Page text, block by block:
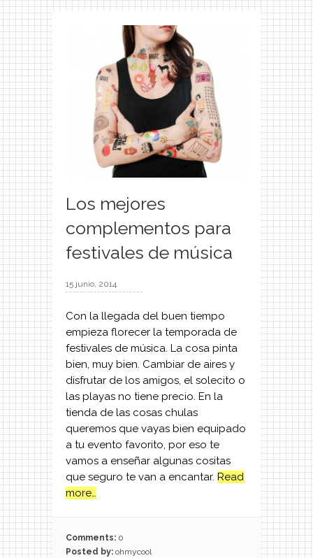
Los mejores
complementos para
festivales de música
15 junio, 2014
Con la llegada del buen tiempo
empieza florecer la temporada de
festivales de música. La cosa pinta
bien, muy bien. Cambiar de aires y
disfrutar de los amigos, el solecito o
las playas no tiene precio. En la
tienda de las cosas chulas
queremos que vayas bien equipado
a tu evento favorito, por eso te
vamos a enseñar algunas cositas
que seguro te van a encantar. Read
more…
Comments: 0
Posted by: ohmycool